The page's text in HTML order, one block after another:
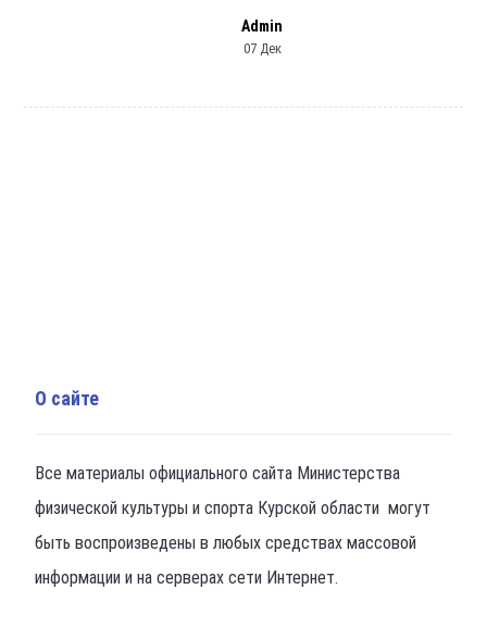
Admin
07 Дек
О сайте
Все материалы официального сайта Министерства
физической культуры и спорта Курской области могут
быть воспроизведены в любых средствах массовой
информации и на серверах сети Интернет.